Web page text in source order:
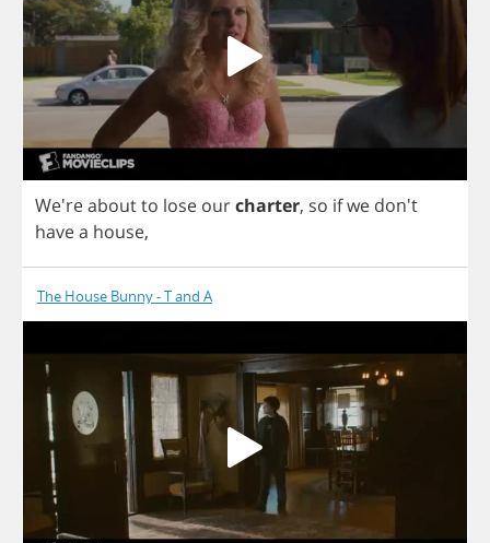
We'reaboutto lose ourcharter, so ifwe don't
havea house,
The House Bunny - T and A